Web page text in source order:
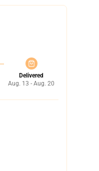
Delivered
Aug. 13 - Aug. 20